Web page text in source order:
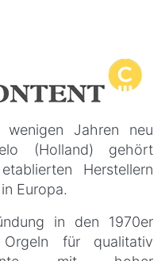
Jahren neu
(Holland) gehört
Herstellern
Europa.
in den 1970er
für qualitativ